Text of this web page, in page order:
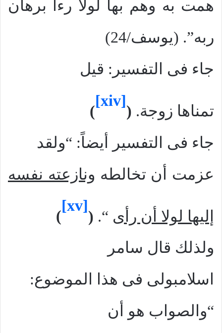
همت به وهم بها لولا رءا برهان
ربه”. (يوسف/24)
جاء فى التفسير: قيل
تمناها زوجة. (
[xiv]
)
جاء فى التفسير أيضاً: “ولقد
عزمت أن تخالطه ونازعته نفسه
إليها لولا أن رأى “.
(
[xv]
)
ولذلك قال سامر
اسلامبولى فى هذا الموضوع:
“والصواب هو أن